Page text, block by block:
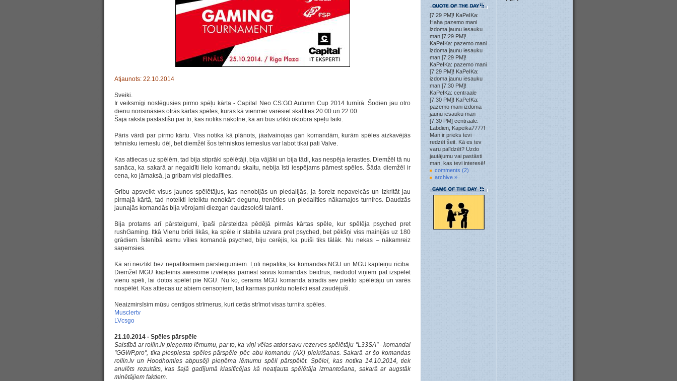
Atjaunots: 22.10.2014
Sveiki.
Ir veiksmīgi noslēgusies pirmo spēļu kārta - Capital Neo CS:GO Autumn Cup 2014 turnīrā. Šodien jau otro
dienu norisināsies otrās kārtas spēles, kuras kā vienmēr varēsiet skatīties 20:00 un 22:00.
Šajā rakstā pastāstīšu par to, kas notiks nākotnē, kā arī būs izlikti oktobra spēļu laiki.
Pāris vārdi par pirmo kārtu. Viss notika kā plānots, jāatvainojas gan komandām, kurām spēles aizkavējās
tehnisku iemeslu dēļ, bet diemžēl šos tehniskos iemeslus var labot tikai pati Valve.
Kas attiecas uz spēlēm, tad bija stiprāki spēlētāji, bija vājāki un bija tādi, kas nespēja ierasties. Diemžēl tā nu
sanāca, ka sakarā ar negaidīti lielo komandu skaitu, nebija īsti iespējams pārnest spēles. Šāda diemžēl ir
cena, ko jāmaksā, ja gribam visi piedalīties.
Gribu apsveikt visus jaunos spēlētājus, kas nenobijās un piedalijās, ja šoreiz nepaveicās un izkritāt jau
pirmajā kārtā, tad noteikti ieteiktu nenokārt degunu, trenēties un piedalīties nākamajos turnīros. Daudzās
jaunajās komandās bija vērojami diezgan daudzsološi talanti.
Bija protams arī pārsteigumi, īpaši pārsteidza pēdējā pirmās kārtas spēle, kur spēlēja psyched pret
rushGaming. Itkā Vienu brīdi likās, ka spēle ir stabila uzvara pret psyched, bet pēkšņi viss mainijās uz 180
grādiem. Īstenībā esmu vīlies komandā psyched, biju cerējis, ka puiši tiks tālāk. Nu nekas – nākamreiz
saņemsies.
Kā arī neiztikt bez nepatīkamiem pārsteigumiem. Ļoti nepatika, ka komandas NGU un MGU kapteiņu rīcība.
Diemžēl MGU kapteinis awesome izvēlējās pamest savus komandas beidrus, nedodot viņiem pat izspēlēt
vienu spēli, lai dotos spēlēt pie NGU. Nu ko, cerams MGU komanda atradīs sev piekto spēlētāju un varēs
nospēlēt. Kas attiecas uz abiem censoņiem, tad karmas punktu noteikti esat zaudējuši.
Neaizmirsīsim mūsu centīgos strīmerus, kuri cetās strīmot visas turnīra spēles.
Musclertv
LVcsgo
21.10.2014 - Spēles pārspēle
Saistībā ar rollin.lv pieņemto lēmumu, par to, ka viņi vēlas atdot savu rezerves spēlētāju "L33SA" - komandai
"GGWP.pro", tika piespiesta spēles pārspēle pēc abu komandu (AX) piekrišanas. Sakarā ar šo komandas
rollin.lv un Hoodhomies abpusēji pieņēma lēmumu spēli pārspēlēt. Spēlei, kas notika 14.10.2014, tiek
anulēts rezultāts, kas šajā gadījumā klasificējas kā neatļauta spēlētāja izmantošana, sakarā ar augstāk
minētājiem faktiem.
[7:29 PM]! KaPeIKa:
Haha pazemo mani
izdoma jaunu iesauku
man [7:29 PM]!
KaPeIKa: pazemo mani
izdoma jaunu iesauku
man [7:29 PM]!
KaPeIKa: pazemo mani
[7:29 PM]! KaPeIKa:
izdoma jaunu iesauku
man [7:30 PM]!
KaPeIKa: centraale
[7:30 PM]! KaPeIKa:
pazemo mani izdoma
jaunu iesauku man
[7:30 PM] centraale:
Labdien, Kapeika7777!
Man ir prieks tevi
redzēt šeit. Kā es tev
varu palīdzēt? Uzdo
jautājumu vai pastāsti
man, kas tevi interesē!
comments (2)
archive »